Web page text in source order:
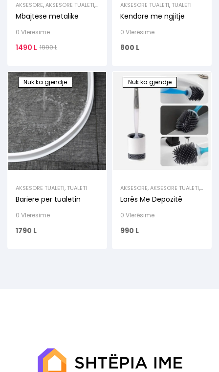
AKSESORE,AKSESORE TUALETI,
TUALETI
Mbajtese metalike
0 Vlerësime
1990L
1490 L
AKSESORE TUALETI, TUALETI
Kendore me ngjitje
0 Vlerësime
800 L
Nuk ka gjëndje
AKSESORE TUALETI, TUALETI
Bariere per tualetin
0 Vlerësime
1790 L
Nuk ka gjëndje
AKSESORE,AKSESORE TUALETI,
HIGJENA
TUALETI
Larës Me Depozitë
0 Vlerësime
990 L